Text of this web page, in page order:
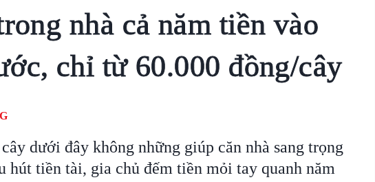
nhà cả năm tiền vào
chỉ từ 60.000 đồng/cây
dưới đây không những giúp căn nhà sang trọng
hút tiền tài, gia chủ đếm tiền mỏi tay quanh năm